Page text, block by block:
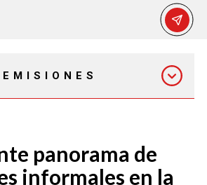
EMISIONES
EMISIÓN 12:30 PM
panorama de
informales en la